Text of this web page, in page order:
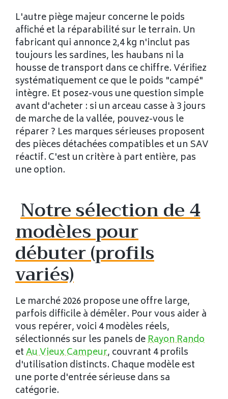
L'autre piège majeur concerne le poids
affiché et la réparabilité sur le terrain. Un
fabricant qui annonce 2,4 kg n'inclut pas
toujours les sardines, les haubans ni la
housse de transport dans ce chiffre. Vérifiez
systématiquement ce que le poids "campé"
intègre. Et posez-vous une question simple
avant d'acheter : si un arceau casse à 3 jours
de marche de la vallée, pouvez-vous le
réparer ? Les marques sérieuses proposent
des pièces détachées compatibles et un SAV
réactif. C'est un critère à part entière, pas
une option.
Notre sélection de 4
modèles pour
débuter (profils
variés)
Le marché 2026 propose une offre large,
parfois difficile à démêler. Pour vous aider à
vous repérer, voici 4 modèles réels,
sélectionnés sur les panels deRayon Rando
etAu Vieux Campeur, couvrant 4 profils
d'utilisation distincts. Chaque modèle est
une porte d'entrée sérieuse dans sa
catégorie.